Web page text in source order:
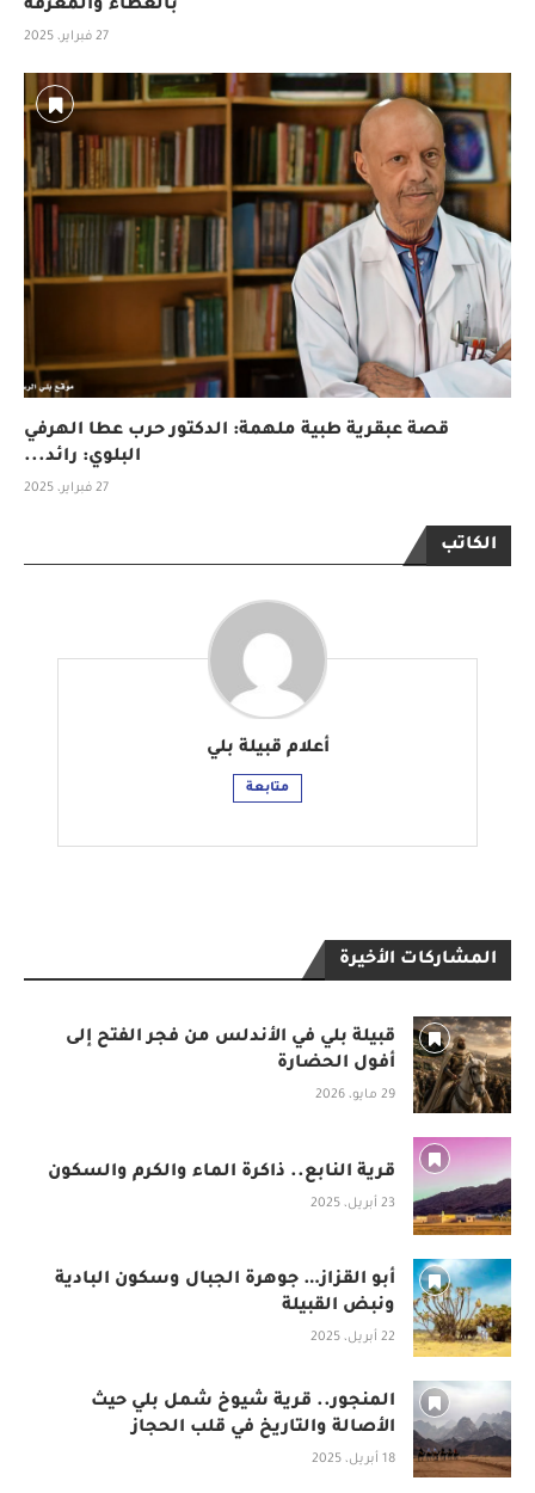
بالعطاء والمعرفة
27 فبراير، 2025
قصة عبقرية طبية ملهمة: الدكتور حرب عطا الهرفي
البلوي: رائد...
27 فبراير، 2025
الكاتب
أعلام قبيلة بلي
متابعة
المشاركات الأخيرة
قبيلة بلي في الأندلس من فجر الفتح إلى
أفول الحضارة
29 مايو، 2026
قرية النابع.. ذاكرة الماء والكرم والسكون
23 أبريل، 2025
أبو القزاز… جوهرة الجبال وسكون البادية
ونبض القبيلة
22 أبريل، 2025
المنجور.. قرية شيوخ شمل بلي حيث
الأصالة والتاريخ في قلب الحجاز
18 أبريل، 2025